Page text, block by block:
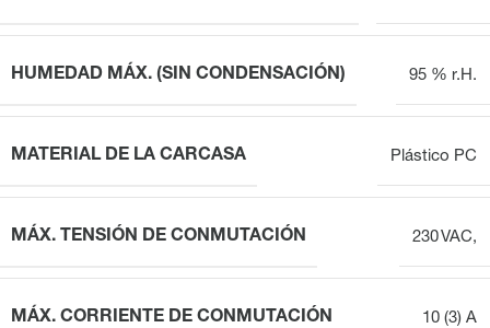
HUMEDAD MÁX. (SIN CONDENSACIÓN) 95 % r.H.
MATERIAL DE LA CARCASA Plástico PC
MÁX. TENSIÓN DE CONMUTACIÓN 230 VAC,
MÁX. CORRIENTE DE CONMUTACIÓN 10 (3) A